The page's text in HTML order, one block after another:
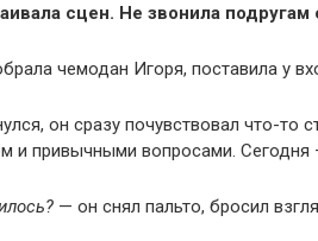
сцен. Не звонила подругам
чемодан Игоря, поставила у
он сразу почувствовал что-то
и привычными вопросами. Сегодня
— он снял пальто, бросил